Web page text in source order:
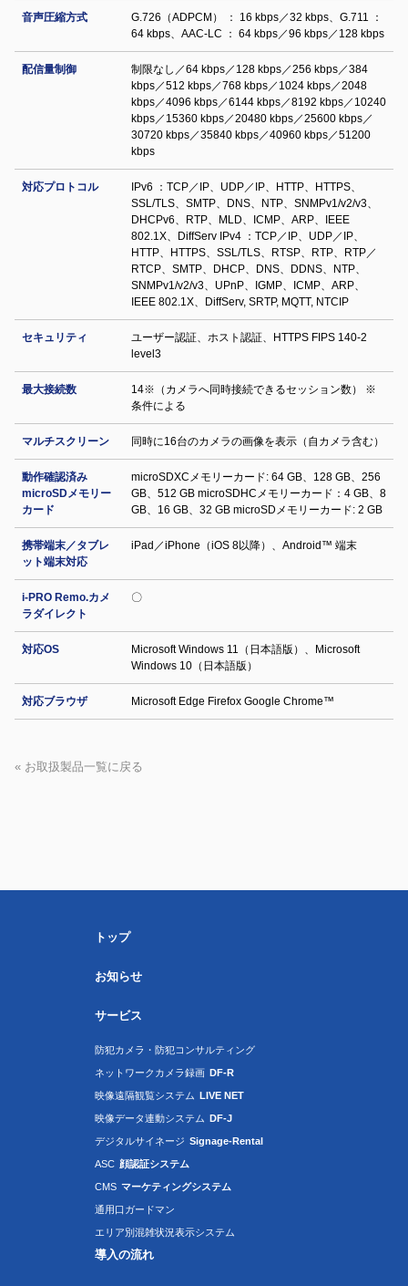
音声圧縮方式
G.726（ADPCM） ： 16 kbps／32 kbps、G.711 ：
64 kbps、AAC-LC ： 64 kbps／96 kbps／128 kbps
配信量制御
制限なし／64 kbps／128 kbps／256 kbps／384
kbps／512 kbps／768 kbps／1024 kbps／2048
kbps／4096 kbps／6144 kbps／8192 kbps／10240
kbps／15360 kbps／20480 kbps／25600 kbps／
30720 kbps／35840 kbps／40960 kbps／51200
kbps
対応プロトコル
IPv6 ：TCP／IP、UDP／IP、HTTP、HTTPS、
SSL/TLS、SMTP、DNS、NTP、SNMPv1/v2/v3、
DHCPv6、RTP、MLD、ICMP、ARP、IEEE
802.1X、DiffServ IPv4 ：TCP／IP、UDP／IP、
HTTP、HTTPS、SSL/TLS、RTSP、RTP、RTP／
RTCP、SMTP、DHCP、DNS、DDNS、NTP、
SNMPv1/v2/v3、UPnP、IGMP、ICMP、ARP、
IEEE 802.1X、DiffServ, SRTP, MQTT, NTCIP
セキュリティ
ユーザー認証、ホスト認証、HTTPS FIPS 140-2
level3
最大接続数
14※（カメラへ同時接続できるセッション数） ※
条件による
マルチスクリーン 同時に16台のカメラの画像を表示（自カメラ含む）
動作確認済み
microSDメモリー
カード
microSDXCメモリーカード: 64 GB、128 GB、256
GB、512 GB microSDHCメモリーカード：4 GB、8
GB、16 GB、32 GB microSDメモリーカード: 2 GB
携帯端末／タブレ
ット端末対応
iPad／iPhone（iOS 8以降）、Android™ 端末
i-PRO Remo.カメ
ラダイレクト
〇
対応OS
Microsoft Windows 11（日本語版）、Microsoft
Windows 10（日本語版）
対応ブラウザ Microsoft Edge Firefox Google Chrome™
« お取扱製品一覧に戻る
トップ
お知らせ
サービス
防犯カメラ・防犯コンサルティング
ネットワークカメラ録画 DF-R
映像遠隔観覧システム LIVE NET
映像データ連動システム DF-J
デジタルサイネージ Signage-Rental
ASC 顔認証システム
CMS マーケティングシステム
通用口ガードマン
エリア別混雑状況表示システム
導入の流れ